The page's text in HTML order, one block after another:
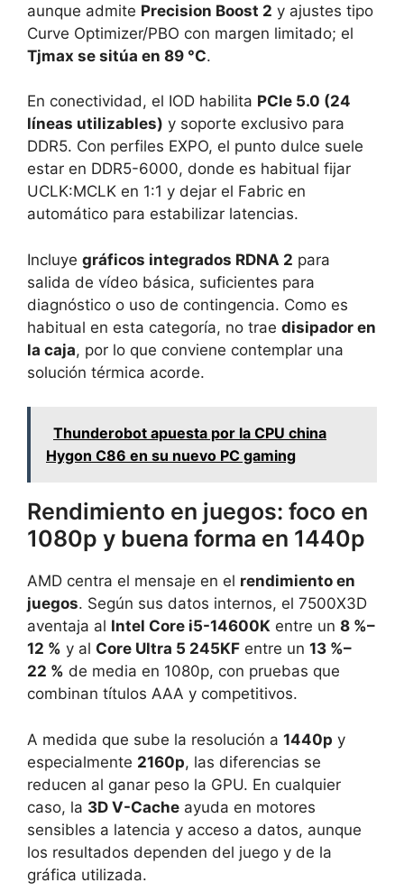
aunque admite Precision Boost 2 y ajustes tipo
Curve Optimizer/PBO con margen limitado; el
Tjmax se sitúa en 89 °C.
En conectividad, el IOD habilita PCIe 5.0 (24
líneas utilizables) y soporte exclusivo para
DDR5. Con perfiles EXPO, el punto dulce suele
estar en DDR5-6000, donde es habitual fijar
UCLK:MCLK en 1:1 y dejar el Fabric en
automático para estabilizar latencias.
Incluye gráficos integrados RDNA 2 para
salida de vídeo básica, suficientes para
diagnóstico o uso de contingencia. Como es
habitual en esta categoría, no trae disipador en
la caja, por lo que conviene contemplar una
solución térmica acorde.
Thunderobot apuesta por la CPU china
Hygon C86 en su nuevo PC gaming
Rendimiento en juegos: foco en
1080p y buena forma en 1440p
AMD centra el mensaje en el rendimiento en
juegos. Según sus datos internos, el 7500X3D
aventaja al Intel Core i5-14600K entre un 8 %–
12 % y al Core Ultra 5 245KF entre un 13 %–
22 % de media en 1080p, con pruebas que
combinan títulos AAA y competitivos.
A medida que sube la resolución a 1440p y
especialmente 2160p, las diferencias se
reducen al ganar peso la GPU. En cualquier
caso, la 3D V-Cache ayuda en motores
sensibles a latencia y acceso a datos, aunque
los resultados dependen del juego y de la
gráfica utilizada.